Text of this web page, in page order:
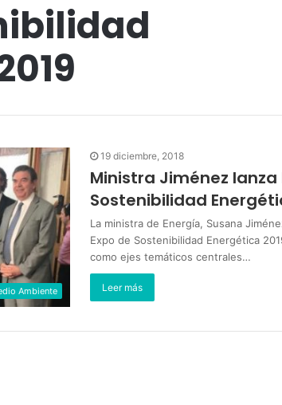
Ambiente
19 diciembre, 2018
Ministra Jiménez lanza
Sostenibilidad
La ministra de Energía, Susana
Expo de Sostenibilidad Energética
como ejes temáticos centrales…
Leer más